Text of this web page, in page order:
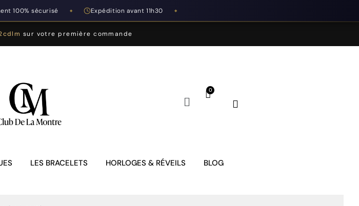
100% sécurisé ◆ Expédition avant 11h30 ◆
sur votre première commande
LES BRACELETS HORLOGES & RÉVEILS BLOG